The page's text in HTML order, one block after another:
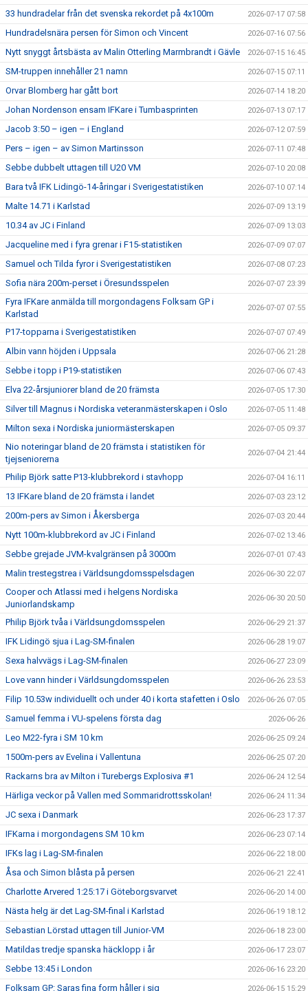
33 hundradelar från det svenska rekordet på 4x100m 2026-07-17 07:58
Hundradelsnära persen för Simon och Vincent 2026-07-16 07:56
Nytt snyggt årtsbästa av Malin Otterling Marmbrandt i Gävle 2026-07-15 16:45
SM-truppen innehåller 21 namn 2026-07-15 07:11
Orvar Blomberg har gått bort 2026-07-14 18:20
Johan Nordenson ensam IFKare i Tumbasprinten 2026-07-13 07:17
Jacob 3:50 – igen – i England 2026-07-12 07:59
Pers – igen – av Simon Martinsson 2026-07-11 07:48
Sebbe dubbelt uttagen till U20 VM 2026-07-10 20:08
Bara två IFK Lidingö-14-åringar i Sverigestatistiken 2026-07-10 07:14
Malte 14.71 i Karlstad 2026-07-09 13:19
10.34 av JC i Finland 2026-07-09 13:03
Jacqueline med i fyra grenar i F15-statistiken 2026-07-09 07:07
Samuel och Tilda fyror i Sverigestatistiken 2026-07-08 07:23
Sofia nära 200m-perset i Öresundsspelen 2026-07-07 23:39
Fyra IFKare anmälda till morgondagens Folksam GP i
Karlstad
2026-07-07 07:55
P17-topparna i Sverigestatistiken 2026-07-07 07:49
Albin vann höjden i Uppsala 2026-07-06 21:28
Sebbe i topp i P19-statistiken 2026-07-06 07:43
Elva 22-årsjuniorer bland de 20 främsta 2026-07-05 17:30
Silver till Magnus i Nordiska veteranmästerskapen i Oslo 2026-07-05 11:48
Milton sexa i Nordiska juniormästerskapen 2026-07-05 09:37
Nio noteringar bland de 20 främsta i statistiken för
tjejseniorerna
2026-07-04 21:44
Philip Björk satte P13-klubbrekord i stavhopp 2026-07-04 16:11
13 IFKare bland de 20 främsta i landet 2026-07-03 23:12
200m-pers av Simon i Åkersberga 2026-07-03 20:44
Nytt 100m-klubbrekord av JC i Finland 2026-07-02 13:46
Sebbe grejade JVM-kvalgränsen på 3000m 2026-07-01 07:43
Malin trestegstrea i Världsungdomsspelsdagen 2026-06-30 22:07
Cooper och Atlassi med i helgens Nordiska
Juniorlandskamp
2026-06-30 20:50
Philip Björk tvåa i Världsungdomsspelen 2026-06-29 21:37
IFK Lidingö sjua i Lag-SM-finalen 2026-06-28 19:07
Sexa halvvägs i Lag-SM-finalen 2026-06-27 23:09
Love vann hinder i Världsungdomsspelen 2026-06-26 23:53
Filip 10.53w individuellt och under 40 i korta stafetten i Oslo 2026-06-26 07:05
Samuel femma i VU-spelens första dag 2026-06-26
Leo M22-fyra i SM 10 km 2026-06-25 09:24
1500m-pers av Evelina i Vallentuna 2026-06-25 07:20
Rackarns bra av Milton i Turebergs Explosiva #1 2026-06-24 12:54
Härliga veckor på Vallen med Sommaridrottsskolan! 2026-06-24 11:34
JC sexa i Danmark 2026-06-23 17:37
IFKarna i morgondagens SM 10 km 2026-06-23 07:14
IFKs lag i Lag-SM-finalen 2026-06-22 18:00
Åsa och Simon blåsta på persen 2026-06-21 22:41
Charlotte Arvered 1:25:17 i Göteborgsvarvet 2026-06-20 14:00
Nästa helg är det Lag-SM-final i Karlstad 2026-06-19 18:12
Sebastian Lörstad uttagen till Junior-VM 2026-06-18 23:00
Matildas tredje spanska häcklopp i år 2026-06-17 23:07
Sebbe 13:45 i London 2026-06-16 23:20
Folksam GP: Saras fina form håller i sig 2026-06-15 15:29